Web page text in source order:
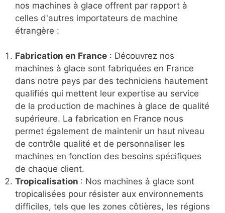
nos machines à glace offrent par rapport à
celles d'autres importateurs de machine
étrangère :
Fabrication en France : Découvrez nos
machines à glace sont fabriquées en France
dans notre pays par des techniciens hautement
qualifiés qui mettent leur expertise au service
de la production de machines à glace de qualité
supérieure. La fabrication en France nous
permet également de maintenir un haut niveau
de contrôle qualité et de personnaliser les
machines en fonction des besoins spécifiques
de chaque client.
Tropicalisation : Nos machines à glace sont
tropicalisées pour résister aux environnements
difficiles, tels que les zones côtières, les régions